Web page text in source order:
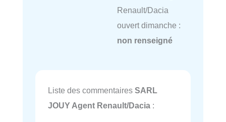
Renault/Dacia
ouvert dimanche :
non renseigné
Liste des commentaires SARL
JOUY Agent Renault/Dacia :